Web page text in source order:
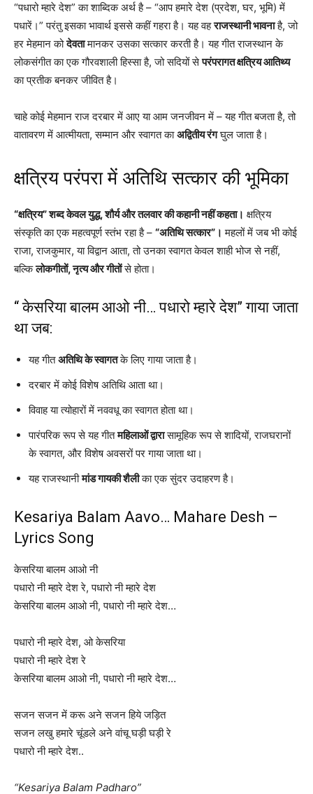
“पधारो म्हारे देश” का शाब्दिक अर्थ है – “आप हमारे देश (प्रदेश, घर, भूमि) में
पधारें।” परंतु इसका भावार्थ इससे कहीं गहरा है। यह वहराजस्थानी भावनाहै, जो
हर मेहमान कोदेवतामानकर उसका सत्कार करती है। यह गीत राजस्थान के
लोकसंगीत का एक गौरवशाली हिस्सा है, जो सदियों सेपरंपरागत क्षत्रिय आतिथ्य
का प्रतीक बनकर जीवित है।
चाहे कोई मेहमान राज दरबार में आए या आम जनजीवन में – यह गीत बजता है, तो
वातावरण में आत्मीयता, सम्मान और स्वागत काअद्वितीय रंगघुल जाता है।
क्षत्रिय परंपरा में अतिथि सत्कार की भूमिका
“क्षत्रिय” शब्द केवल युद्ध, शौर्य और तलवार की कहानी नहीं कहता। क्षत्रिय
संस्कृति का एक महत्वपूर्ण स्तंभ रहा है – “अतिथि सत्कार”। महलों में जब भी कोई
राजा, राजकुमार, या विद्वान आता, तो उनका स्वागत केवल शाही भोज से नहीं,
बल्किलोकगीतों, नृत्य और गीतोंसे होता।
“ केसरिया बालम आओ नी… पधारो म्हारे देश” गाया जाता
था जब:
यह गीतअतिथि के स्वागतके लिए गाया जाता है।
दरबार में कोई विशेष अतिथि आता था।
विवाह या त्योहारों में नववधू का स्वागत होता था।
पारंपरिक रूप से यह गीतमहिलाओं द्वारासामूहिक रूप से शादियों, राजघरानों
के स्वागत, और विशेष अवसरों पर गाया जाता था।
यह राजस्थानीमांड गायकी शैलीका एक सुंदर उदाहरण है।
Kesariya Balam Aavo… Mahare Desh –
Lyrics Song
केसरिया बालम आओ नी
पधारो नी म्हारे देश रे, पधारो नी म्हारे देश
केसरिया बालम आओ नी, पधारो नी म्हारे देश…
पधारो नी म्हारे देश, ओ केसरिया
पधारो नी म्हारे देश रे
केसरिया बालम आओ नी, पधारो नी म्हारे देश…
सजन सजन में करू अने सजन हिये जड़ित
सजन लखु हमारे चूंडले अने वांचू घड़ी घड़ी रे
पधारो नी म्हारे देश..
“Kesariya Balam Padharo”